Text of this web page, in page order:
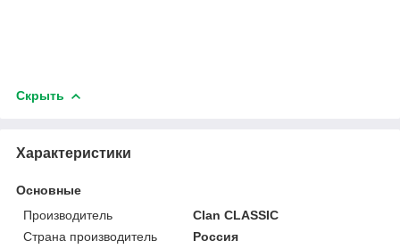
Скрыть
Характеристики
Основные
Производитель
Clan CLASSIC
Страна производитель
Россия